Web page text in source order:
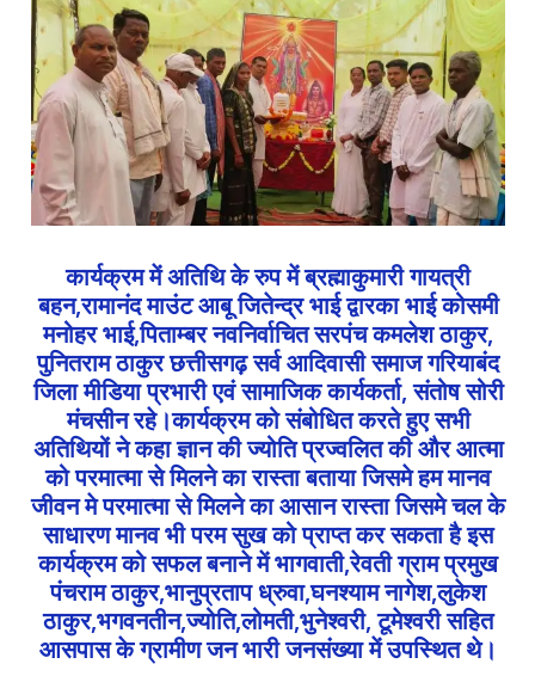
कार्यक्रम में अतिथि के रुप में ब्रह्माकुमारी गायत्री
बहन,रामानंद माउंट आबू जितेन्द्र भाई द्वारका भाई कोसमी
मनोहर भाई,पिताम्बर नवनिर्वाचित सरपंच कमलेश ठाकुर,
पुनितराम ठाकुर छत्तीसगढ़ सर्व आदिवासी समाज गरियाबंद
जिला मीडिया प्रभारी एवं सामाजिक कार्यकर्ता, संतोष सोरी
मंचसीन रहे।कार्यक्रम को संबोधित करते हुए सभी
अतिथियों ने कहा ज्ञान की ज्योति प्रज्वलित की और आत्मा
को परमात्मा से मिलने का रास्ता बताया जिसमे हम मानव
जीवन मे परमात्मा से मिलने का आसान रास्ता जिसमे चल के
साधारण मानव भी परम सुख को प्राप्त कर सकता है इस
कार्यक्रम को सफल बनाने में भागवाती,रेवती ग्राम प्रमुख
पंचराम ठाकुर,भानुप्रताप ध्रुवा,घनश्याम नागेश,लुकेश
ठाकुर,भगवनतीन,ज्योति,लोमती,भुनेश्वरी, टूमेश्वरी सहित
आसपास के ग्रामीण जन भारी जनसंख्या में उपस्थित थे।